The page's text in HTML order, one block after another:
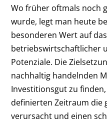
Wo früher oftmals noch
wurde, legt man heute
besonderen Wert auf
betriebswirtschaftlicher
Potenziale. Die
nachhaltig handelnden
Investitionsgut zu
definierten Zeitraum die
verursacht und einen